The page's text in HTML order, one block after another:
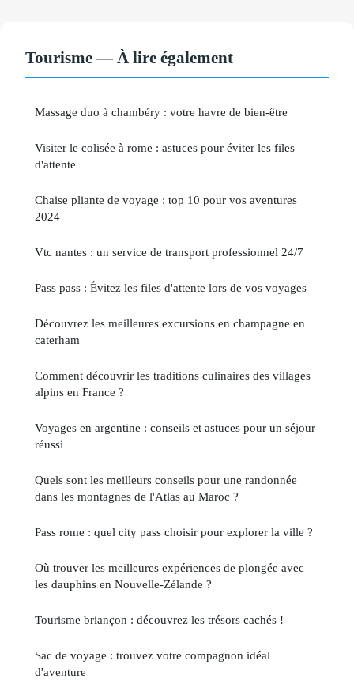
Tourisme — À lire également
Massage duo à chambéry : votre havre de bien-être
Visiter le colisée à rome : astuces pour éviter les files
d'attente
Chaise pliante de voyage : top 10 pour vos aventures
2024
Vtc nantes : un service de transport professionnel 24/7
Pass pass : Évitez les files d'attente lors de vos voyages
Découvrez les meilleures excursions en champagne en
caterham
Comment découvrir les traditions culinaires des villages
alpins en France ?
Voyages en argentine : conseils et astuces pour un séjour
réussi
Quels sont les meilleurs conseils pour une randonnée
dans les montagnes de l'Atlas au Maroc ?
Pass rome : quel city pass choisir pour explorer la ville ?
Où trouver les meilleures expériences de plongée avec
les dauphins en Nouvelle-Zélande ?
Tourisme briançon : découvrez les trésors cachés !
Sac de voyage : trouvez votre compagnon idéal
d'aventure